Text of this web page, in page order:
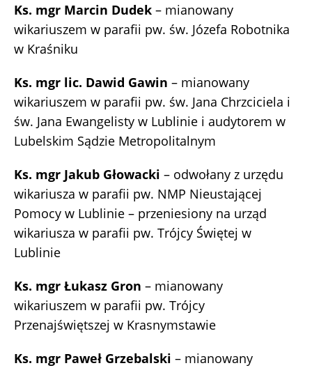
Ks. mgr Marcin Dudek – mianowany
wikariuszem w parafii pw. św. Józefa Robotnika
w Kraśniku
Ks. mgr lic. Dawid Gawin – mianowany
wikariuszem w parafii pw. św. Jana Chrzciciela i
św. Jana Ewangelisty w Lublinie i audytorem w
Lubelskim Sądzie Metropolitalnym
Ks. mgr Jakub Głowacki – odwołany z urzędu
wikariusza w parafii pw. NMP Nieustającej
Pomocy w Lublinie – przeniesiony na urząd
wikariusza w parafii pw. Trójcy Świętej w
Lublinie
Ks. mgr Łukasz Gron – mianowany
wikariuszem w parafii pw. Trójcy
Przenajświętszej w Krasnymstawie
Ks. mgr Paweł Grzebalski – mianowany